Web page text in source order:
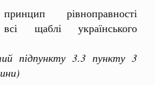
рівноправності
щаблі українського
підпункту 3.3 пункту 3